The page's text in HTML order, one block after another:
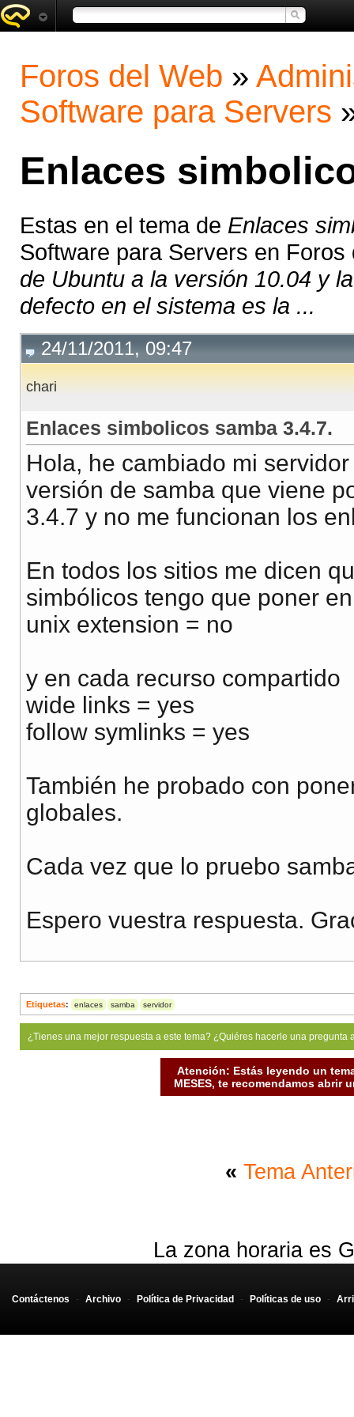
Foros del Web »
Software para Servers
Enlaces
Estas en el tema de Enlaces
Software para Servers en
de Ubuntu a la versión 10.04 y
defecto en el sistema es la ...
24/11/2011, 09:47
chari
Enlaces simbolicos samba 3.4.7.
Hola, he cambiado mi
versión de samba que viene
3.4.7 y no me funcionan los
En todos los sitios me dicen
simbólicos tengo que poner
unix extension = no
y en cada recurso compartido
wide links = yes
follow symlinks = yes
También he probado con
globales.
Cada vez que lo pruebo
Espero vuestra respuesta.
Etiquetas: enlaces samba servidor
¿Tienes una mejor respuesta a este tema? ¿Quiéres hacerle una
Atención: Estás leyendo un
MESES, te recomendamos abrir
« Tema
La zona horaria es
Contáctenos - Archivo - Política de Privacidad - Políticas de uso -